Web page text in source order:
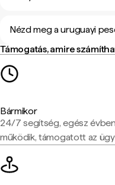
Nézd meg a uruguayi
Támogatás, amire
Bármikor
24/7 segítség, egész
működik, támogatott az